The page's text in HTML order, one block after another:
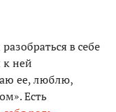
в себе
к ней
ее, люблю,
Есть